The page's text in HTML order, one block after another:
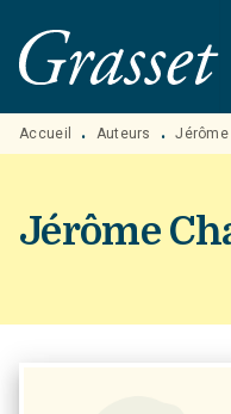
MENU
PIED DE PAGE
Accueil • Auteurs • Jérôme
Jérôme